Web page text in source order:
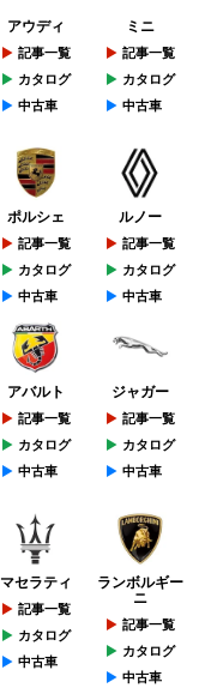
アウディ
記事一覧
カタログ
中古車
ミニ
記事一覧
カタログ
中古車
ポルシェ
記事一覧
カタログ
中古車
ルノー
記事一覧
カタログ
中古車
アバルト
記事一覧
カタログ
中古車
ジャガー
記事一覧
カタログ
中古車
マセラティ
記事一覧
カタログ
中古車
ランボルギー
ニ
記事一覧
カタログ
中古車